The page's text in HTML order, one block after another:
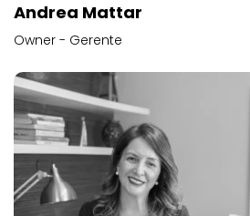
Andrea Mattar
Owner - Gerente